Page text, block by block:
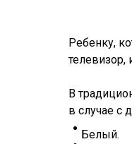
Ребенку,
телевизор,
В
в случае с
Белый.